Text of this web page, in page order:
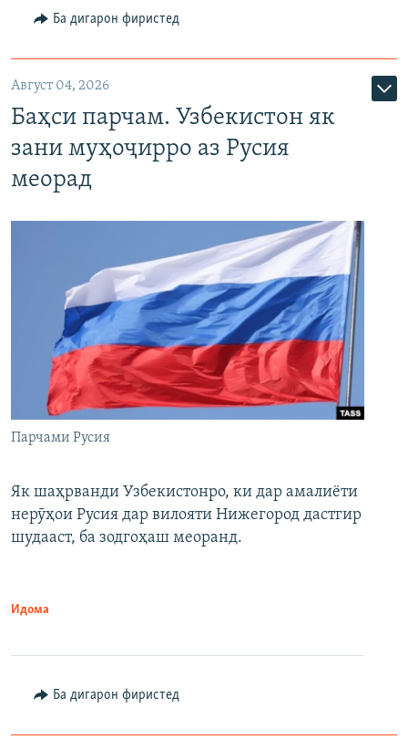
Ба дигарон фиристед
Август 04, 2026
Баҳси парчам. Узбекистон як
зани муҳоҷирро аз Русия
меорад
Парчами Русия
Як шаҳрванди Узбекистонро, ки дар амалиёти
нерӯҳои Русия дар вилояти Нижегород дастгир
шудааст, ба зодгоҳаш меоранд.
Идома
Ба дигарон фиристед